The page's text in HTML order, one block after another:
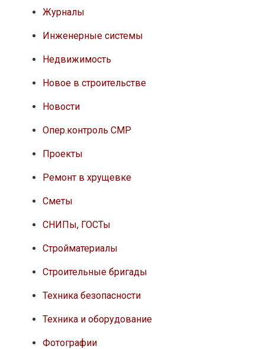
Журналы
Инженерные системы
Недвижимость
Новое в строительстве
Новости
Опер.контроль СМР
Проекты
Ремонт в хрущевке
Сметы
СНИПы, ГОСТы
Стройматериалы
Строительные бригады
Техника безопасности
Техника и оборудование
Фотографии